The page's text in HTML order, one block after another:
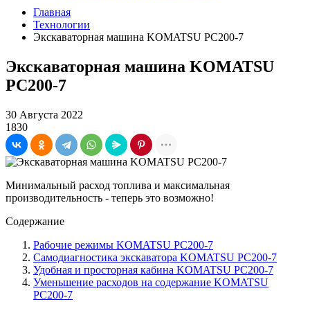
Главная
Технологии
Экскаваторная машина KOMATSU PC200-7
Экскаваторная машина KOMATSU
PC200-7
30 Августа 2022
1830
Минимальный расход топлива и максимальная
производительность - теперь это возможно!
Содержание
Рабочие режимы KOMATSU PC200-7
Самодиагностика экскаватора KOMATSU PC200-7
Удобная и просторная кабина KOMATSU PC200-7
Уменьшение расходов на содержание KOMATSU
PC200-7